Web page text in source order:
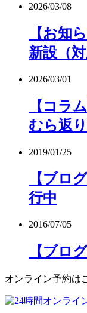
2026/03/08
【お知
新設（
2026/03/01
【コラ
むら返り
2019/01/25
【ブロ
行中
2016/07/05
【ブロ
オンライン予約は